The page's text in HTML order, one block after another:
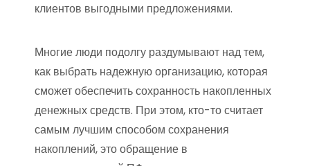
клиентов выгодными предложениями.
Многие люди подолгу раздумывают над тем,
как выбрать надежную организацию, которая
сможет обеспечить сохранность накопленных
денежных средств. При этом, кто-то считает
самым лучшим способом сохранения
накоплений, это обращение в